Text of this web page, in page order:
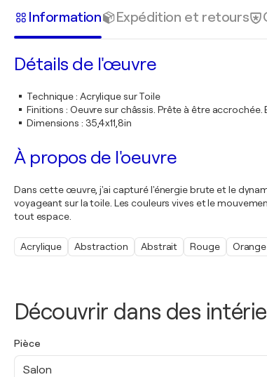
Découvrir dans des
Pièce
Salon
Information Expédition et retours
Détails de l'œuvre
Technique: Acrylique sur Toile
Finitions : Oeuvre sur châssis. Prête à être
Dimensions : 35,4x11,8in
À propos de l'oeuvre
Dans cette œuvre, j'ai capturé l'énergie brute et le
voyageant sur la toile. Les couleurs vives et le
tout espace.
Acrylique Abstraction Abstrait Rouge Orange